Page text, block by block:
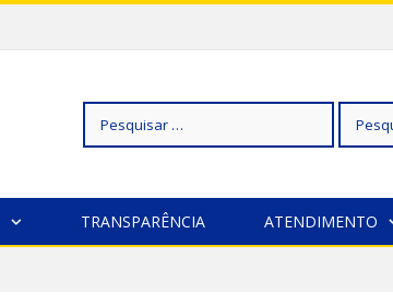
Pesquisar
TRANSPARÊNCIA ATENDIMENTO